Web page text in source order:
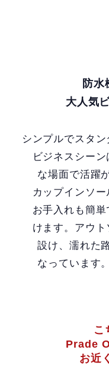
防水
大人気
シンプルでス
ビジネスシー
な場面で活躍
カップインソ
お手入れも簡
けます。アウ
設け、濡れた
なっ
こ
Prade
お近